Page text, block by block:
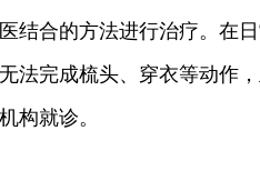
结合的方法进行治疗。在
法完成梳头、穿衣等动作
构就诊。